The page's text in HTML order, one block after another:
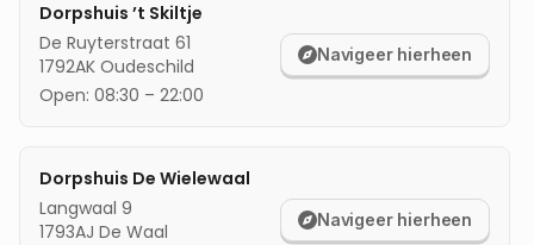
Dorpshuis ’t Skiltje
De Ruyterstraat 61
1792AK Oudeschild
Open: 08:30 – 22:00
Navigeer hierheen
Dorpshuis De Wielewaal
Langwaal 9
1793AJ De Waal
Navigeer hierheen